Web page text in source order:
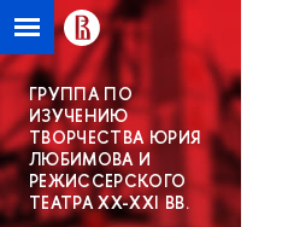
ГРУППА ПО
ИЗУЧЕНИЮ
ТВОРЧЕСТВА ЮРИЯ
ЛЮБИМОВА И
РЕЖИССЕРСКОГО
ТЕАТРА XX-XXI ВВ.